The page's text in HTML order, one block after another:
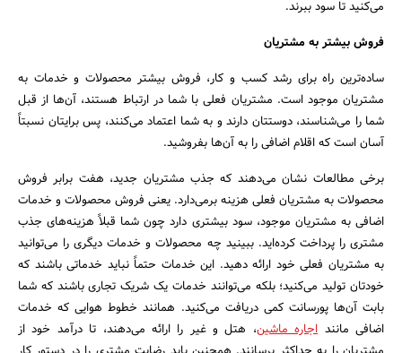
جستجو
می‌کنید تا سود ببرند.
فروش بیشتر به مشتریان
ساده‌ترین راه برای رشد کسب و کار، فروش بیشتر محصولات و خدمات به
مشتریان موجود است. مشتریان فعلی با شما در ارتباط هستند، آن‌‌ها از قبل
شما را می‌شناسند، دوستتان دارند و به شما اعتماد می‌کنند، پس برایتان نسبتاً
آسان است که اقلام اضافی را به آن‌ها بفروشید.
برخی مطالعات نشان می‌دهند که جذب مشتریان جدید، هفت برابر فروش
محصولات به مشتریان فعلی هزینه برمی‌دارد. یعنی فروش محصولات و خدمات
اضافی به مشتریان موجود، سود بیشتری دارد چون شما قبلاً هزینه‌های جذب
مشتری را پرداخت کرده‌اید. ببینید چه محصولات و خدمات دیگری را می‌توانید
به مشتریان فعلی خود ارائه دهید. این خدمات حتماً نباید خدماتی باشند که
خودتان تولید می‌کنید؛ بلکه می‌توانند خدمات یک شریک تجاری باشند که شما
بابت آن‌ها پورسانت کمی دریافت می‌کنید. همانند خطوط هوایی که خدمات
اضافی ماننداجاره ماشین، هتل و غیر را ارائه می‌دهند، تا درآمد خود از